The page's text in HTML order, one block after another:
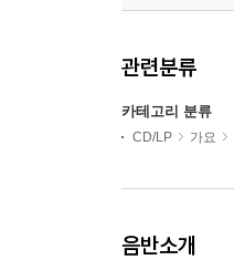
관련분류
카테고리 분류
CD/LP 가요
음반소개